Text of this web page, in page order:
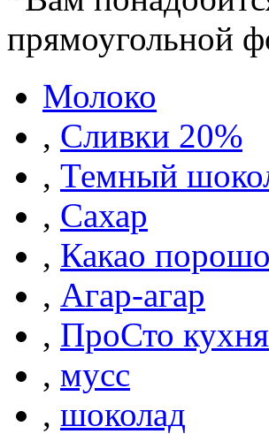
прямоугольной
Молоко
, Сливки 20%
, Темный
, Сахар
, Какао
, Агар-агар
, ПроСто кухня
, мусс
, шоколад